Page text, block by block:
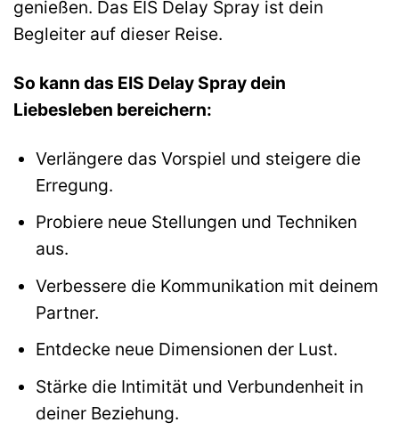
genießen. Das EIS Delay Spray ist dein
Begleiter auf dieser Reise.
So kann das EIS Delay Spray dein
Liebesleben bereichern:
Verlängere das Vorspiel und steigere die
Erregung.
Probiere neue Stellungen und Techniken
aus.
Verbessere die Kommunikation mit deinem
Partner.
Entdecke neue Dimensionen der Lust.
Stärke die Intimität und Verbundenheit in
deiner Beziehung.